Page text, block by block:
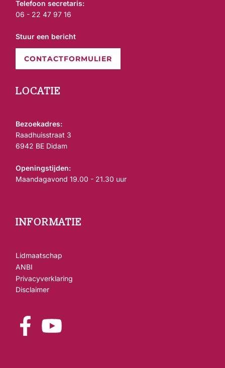
Telefoon secretaris:
06 - 22 47 97 16
Stuur een bericht
CONTACTFORMULIER
LOCATIE
Bezoekadres:
Raadhuisstraat 3
6942 BE Didam
Openingstijden:
Maandagavond 19.00 - 21.30 uur
INFORMATIE
Lidmaatschap
ANBI
Privacyverklaring
Disclaimer